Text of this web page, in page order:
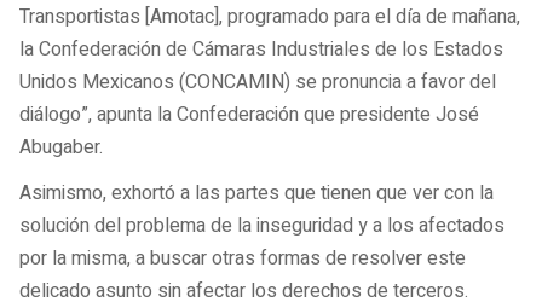
Transportistas [Amotac], programado para el día de mañana,
la Confederación de Cámaras Industriales de los Estados
Unidos Mexicanos (CONCAMIN) se pronuncia a favor del
diálogo”, apunta la Confederación que presidente José
Abugaber.
Asimismo, exhortó a las partes que tienen que ver con la
solución del problema de la inseguridad y a los afectados
por la misma, a buscar otras formas de resolver este
delicado asunto sin afectar los derechos de terceros.